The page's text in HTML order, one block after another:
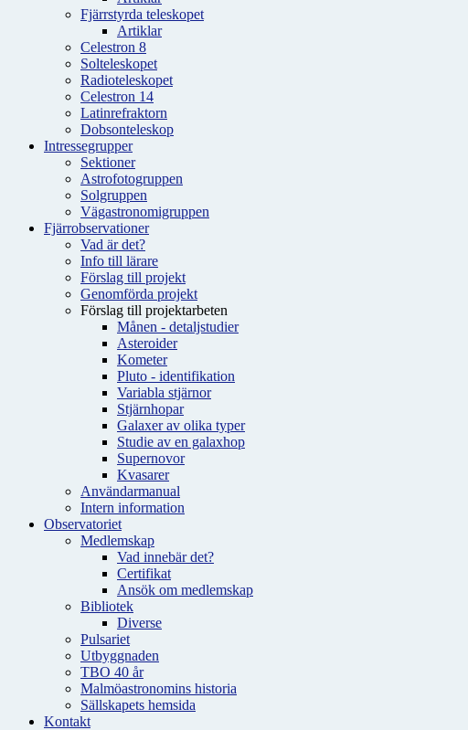
Fjärrstyrda teleskopet
Artiklar
Celestron 8
Solteleskopet
Radioteleskopet
Celestron 14
Latinrefraktorn
Dobsonteleskop
Intressegrupper
Sektioner
Astrofotogruppen
Solgruppen
Vägastronomigruppen
Fjärrobservationer
Vad är det?
Info till lärare
Förslag till projekt
Genomförda projekt
Förslag till projektarbeten
Månen - detaljstudier
Asteroider
Kometer
Pluto - identifikation
Variabla stjärnor
Stjärnhopar
Galaxer av olika typer
Studie av en galaxhop
Supernovor
Kvasarer
Användarmanual
Intern information
Observatoriet
Medlemskap
Vad innebär det?
Certifikat
Ansök om medlemskap
Bibliotek
Diverse
Pulsariet
Utbyggnaden
TBO 40 år
Malmöastronomins historia
Sällskapets hemsida
Kontakt